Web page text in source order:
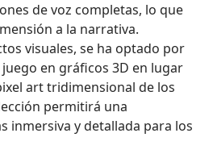
de voz completas, lo que
a la narrativa.
visuales, se ha optado por
en gráficos 3D en lugar
art tridimensional de los
permitirá una
inmersiva y detallada para los